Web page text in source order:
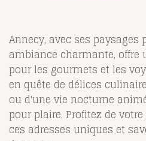
Annecy, avec ses
ambiance charmante,
pour les gourmets et les
en quête de délices
ou d'une vie nocturne
pour plaire. Profitez de
ces adresses uniques et